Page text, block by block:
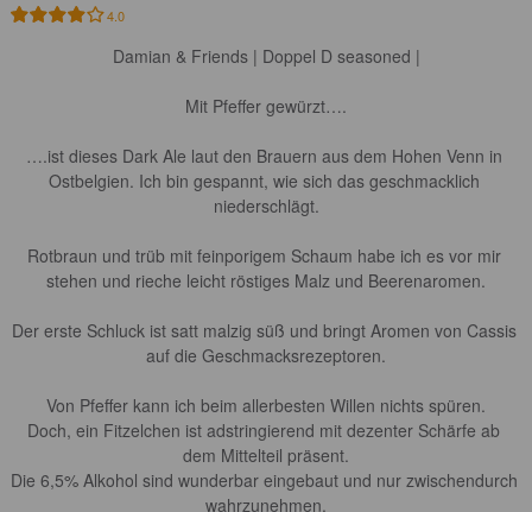
4.0
Damian & Friends | Doppel D seasoned |
Mit Pfeffer gewürzt….
….ist dieses Dark Ale laut den Brauern aus dem Hohen Venn in
Ostbelgien. Ich bin gespannt, wie sich das geschmacklich
niederschlägt.
Rotbraun und trüb mit feinporigem Schaum habe ich es vor mir
stehen und rieche leicht röstiges Malz und Beerenaromen.
Der erste Schluck ist satt malzig süß und bringt Aromen von Cassis
auf die Geschmacksrezeptoren.
Von Pfeffer kann ich beim allerbesten Willen nichts spüren.
Doch, ein Fitzelchen ist adstringierend mit dezenter Schärfe ab
dem Mittelteil präsent.
Die 6,5% Alkohol sind wunderbar eingebaut und nur zwischendurch
wahrzunehmen.